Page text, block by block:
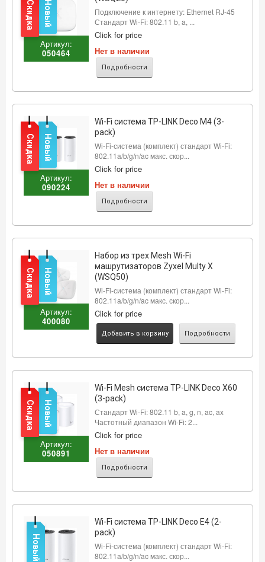
Артикул:
050464
Подключение к интернету: Ethernet RJ-45
Стандарт Wi-Fi: 802.11 b, a, ...
Click for price
Нет в наличии
Подробности
Новый
Скидка
Артикул:
090224
Wi-Fi система TP-LINK Deco M4 (3-
pack)
Wi-Fi-система (комплект) стандарт Wi-Fi:
802.11a/b/g/n/ac макс. скор...
Click for price
Нет в наличии
Подробности
Новый
Скидка
Артикул:
400080
Набор из трех Mesh Wi-Fi
машрутизаторов Zyxel Multy X
(WSQ50)
Wi-Fi-система (комплект) стандарт Wi-Fi:
802.11a/b/g/n/ac макс. скор...
Click for price
Добавить в корзину Подробности
Новый
Скидка
Артикул:
050891
Wi-Fi Mesh система TP-LINK Deco X60
(3-pack)
Стандарт Wi-Fi: 802.11 b, a, g, n, ac, ax
Частотный диапазон Wi-Fi: 2...
Click for price
Нет в наличии
Подробности
Новый
Скидка
Wi-Fi система TP-LINK Deco E4 (2-
pack)
Wi-Fi-система (комплект) стандарт Wi-Fi:
802.11a/b/g/n/ac макс. скор...
Новый